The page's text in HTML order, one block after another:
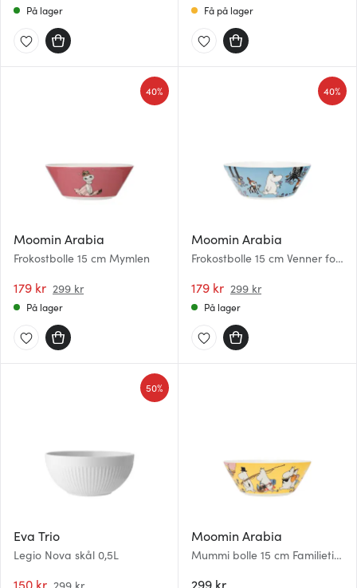
På lager Få på lager
Moomin Arabia
Frokostbolle 15 cm Mymlen
179 kr 299 kr
40%
På lager
Moomin Arabia
Frokostbolle 15 cm Venner for
179 kr 299 kr
40%
På lager
Eva Trio
Legio Nova skål 0,5L
150 kr 299 kr
50%
Moomin Arabia
Mummi bolle 15 cm Familietid
299 kr